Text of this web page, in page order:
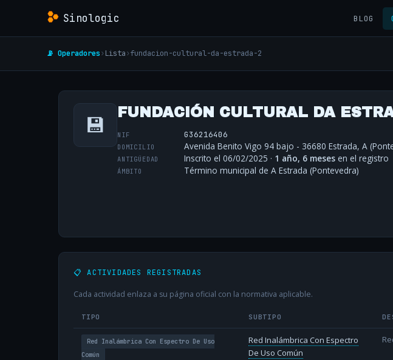
Sinologic BLOG
📡 Operadores› Lista›fundacion-cultural-da-estrada-2
💾 FUNDACIÓN CULTURAL DA
NIF G36216406
DOMICILIO Avenida Benito Vigo 94 bajo - 36680 Estrada, A
ANTIGÜEDAD Inscrito el 06/02/2025 · 1 año, 6 meses en el registro
ÁMBITO Término municipal de A Estrada (Pontevedra)
📋 ACTIVIDADES REGISTRADAS
Cada actividad enlaza a su página oficial con la normativa aplicable.
TIPO SUBTIPO
Red Inalámbrica Con Espectro De Uso
Común
Red Inalámbrica Con Espectro
De Uso Común